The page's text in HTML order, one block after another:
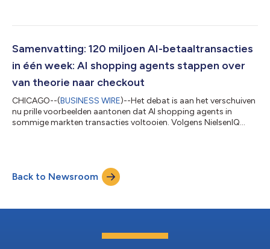
groei, innovatie en consumentengedrag hervormen. Aan de
exclusieve marktinformatie en strategische klantengagementen
(waaronder deelname aan de IF...
Samenvatting: 120 miljoen AI-betaaltransacties
in één week: AI shopping agents stappen over
van theorie naar checkout
CHICAGO--(BUSINESS WIRE)--Het debat is aan het verschuiven
nu prille voorbeelden aantonen dat AI shopping agents in
sommige markten transacties voltooien. Volgens NielsenIQ
commerce die de overgang maakt van experimenteren naar
dagelijkse infrastructuur. Volgens Ant Group verwerkte Alipay AI
Pay meer dan 120 miljoen transacties...
Back to Newsroom